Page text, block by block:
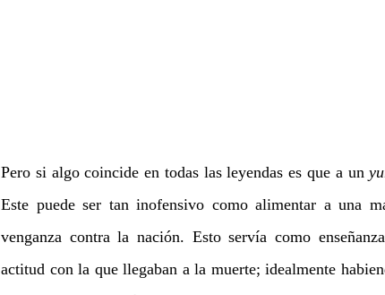
Pero si algo coincide en todas las leyendas es que a un
Este puede ser tan inofensivo como alimentar a una
venganza contra la nación. Esto servía como
actitud con la que llegaban a la muerte; idealmente